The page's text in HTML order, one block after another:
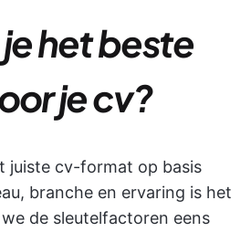
het beste
je cv?
juiste cv-format op basis
branche en ervaring is het
de sleutelfactoren eens